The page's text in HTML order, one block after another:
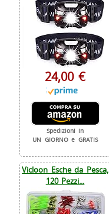
24,00 €
Spedizioni in
UN GIORNO e GRATIS
Vicloon Esche da Pesca,
120 Pezzi...